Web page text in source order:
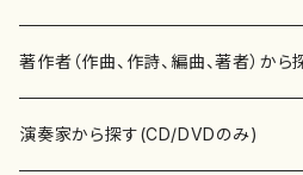
書籍
書籍
CD・DVD
邦楽器
箏・琴（ソロ）
合唱
著作者（作曲、作詩、編曲、著者）から
あ行
演奏家から探す(CD/DVDのみ)